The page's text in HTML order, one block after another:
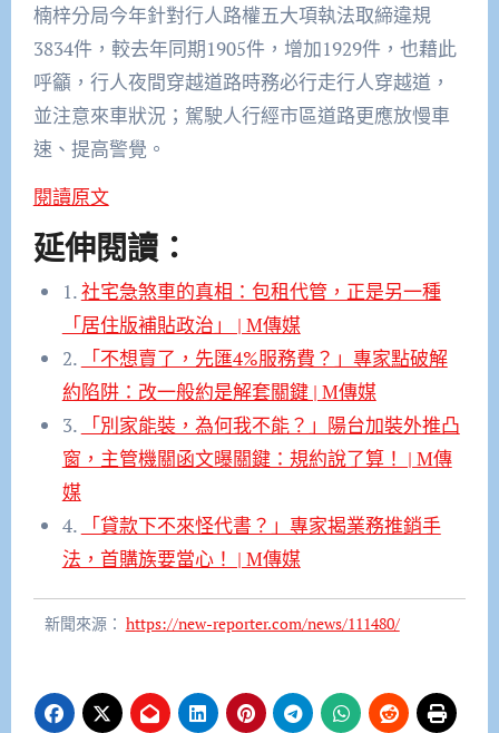
楠梓分局今年針對行人路權五大項執法取締違規
3834件，較去年同期1905件，增加1929件，也藉此
呼籲，行人夜間穿越道路時務必行走行人穿越道，
並注意來車狀況；駕駛人行經市區道路更應放慢車
速、提高警覺。
閱讀原文
延伸閱讀：
1.社宅急煞車的真相：包租代管，正是另一種
「居住版補貼政治」 | M傳媒
2.
「不想賣了，先匯4%服務費？」專家點破解
約陷阱：改一般約是解套關鍵 | M傳媒
3.
「別家能裝，為何我不能？」陽台加裝外推凸
窗，主管機關函文曝關鍵：規約說了算！ | M傳
媒
4.
「貸款下不來怪代書？」專家揭業務推銷手
法，首購族要當心！ | M傳媒
新聞來源： https://new-reporter.com/news/111480/